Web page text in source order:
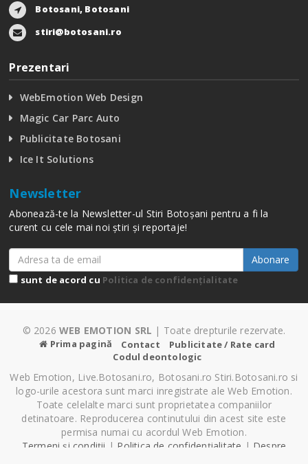
Botosani, Botosani
stiri@botosani.ro
Prezentari
WebEmotion Web Design
Magic Car Parc Auto
Publicitate Botosani
Ice It Solutions
Newsletter
Abonează-te la Newsletter-ul Stiri Botoșani pentru a fi la
curent cu cele mai noi știri și reportaje!
Abonare
sunt de acord cu Politica de confidențialitate
© 2026 WEB EMOTION SRL | Toate drepturile rezervate.
Prima pagină Contact
Publicitate / Rate card
Codul deontologic
Web Emotion, Live.Botosani.ro, Botosani.ro Stiri.Botosani.ro si
logo-urile acestora sunt marci inregistrate ale Web Emotion.
Toate celelalte marci sunt proprietatea companiilor
detinatoare. Reproducerea continutului din acest site este
permisa numai cu acordul Web Emotion.
Termeni și condiții | Politica de confidențialitate | Despre